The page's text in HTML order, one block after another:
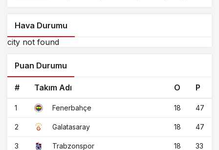
Hava Durumu
city not found
Puan Durumu
# Takım Adı O P
1 Fenerbahçe 18 47
2 Galatasaray 18 47
3 Trabzonspor 18 33